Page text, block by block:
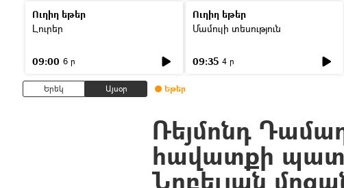
Ուղիղ եթեր
Լուրեր
09:00 6 ր
Ուղիղ եթեր
Մամուլի տեսություն
09:35 4 ր
Երեկ Այսօր Եթեր
Ռեյմոնդ
հավատքի
Նոբելյան